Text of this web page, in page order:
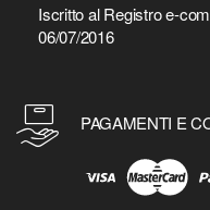
Iscritto al Registro e-
06/07/2016
PAGAMENTI E